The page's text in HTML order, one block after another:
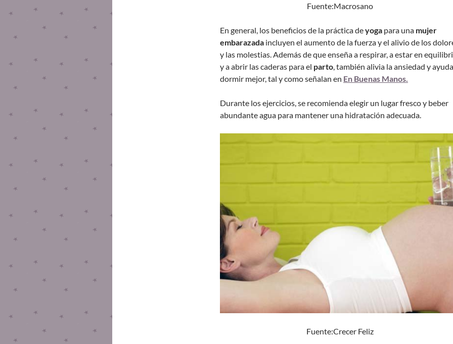
Fuente:Macrosano
En general, los beneficios de la práctica deyoga para una mujer
embarazada incluyen el aumento de la fuerza y el alivio de los
y las molestias. Además de que enseña a respirar, a estar en
y a abrir las caderas para el parto, también alivia la ansiedad y
dormir mejor, tal y como señalan en En Buenas Manos.
Durante los ejercicios, se recomienda elegir un lugar fresco y beber
abundante agua para mantener una hidratación adecuada.
Fuente:Crecer Feliz